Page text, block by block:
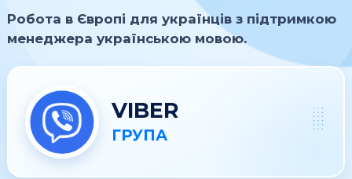
Робота в Європі для українців з підтримкою
менеджера українською мовою.
VIBER
ГРУПА